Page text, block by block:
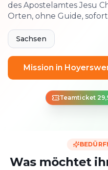
des Apostelamtes Jesu
Orten, ohne Guide,
Sachsen
Mission in
Teamticket
Was möchtet